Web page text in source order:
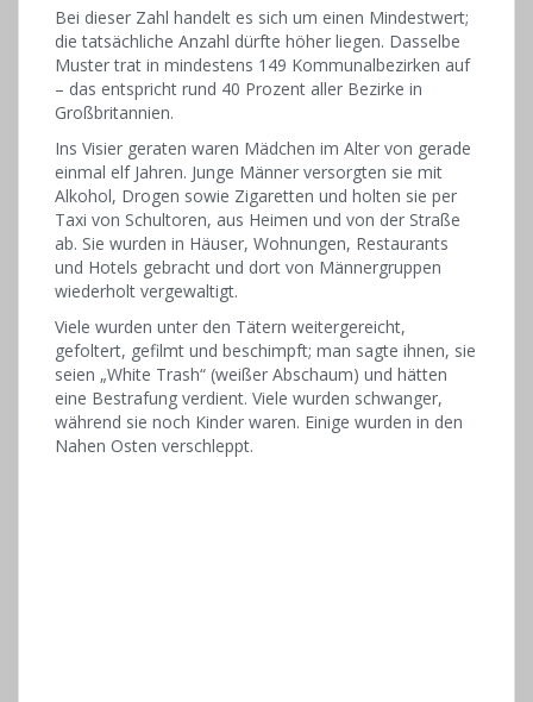
Bei dieser Zahl handelt es sich um einen Mindestwert;
die tatsächliche Anzahl dürfte höher liegen. Dasselbe
Muster trat in mindestens 149 Kommunalbezirken auf
– das entspricht rund 40 Prozent aller Bezirke in
Großbritannien.
Ins Visier geraten waren Mädchen im Alter von gerade
einmal elf Jahren. Junge Männer versorgten sie mit
Alkohol, Drogen sowie Zigaretten und holten sie per
Taxi von Schultoren, aus Heimen und von der Straße
ab. Sie wurden in Häuser, Wohnungen, Restaurants
und Hotels gebracht und dort von Männergruppen
wiederholt vergewaltigt.
Viele wurden unter den Tätern weitergereicht,
gefoltert, gefilmt und beschimpft; man sagte ihnen, sie
seien „White Trash“ (weißer Abschaum) und hätten
eine Bestrafung verdient. Viele wurden schwanger,
während sie noch Kinder waren. Einige wurden in den
Nahen Osten verschleppt.